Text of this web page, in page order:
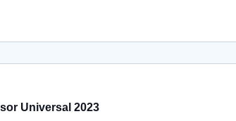
Universal 2023